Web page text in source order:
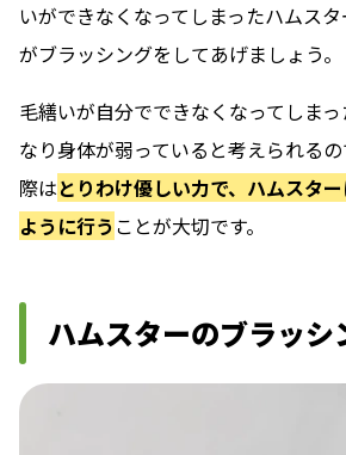
いができなくなってしまったハムス
がブラッシングをしてあげましょう。
毛繕いが自分でできなくなってしま
なり身体が弱っていると考えられる
際はとりわけ優しい力で、ハムスタ
ように行うことが大切です。
ハムスターのブラッシ